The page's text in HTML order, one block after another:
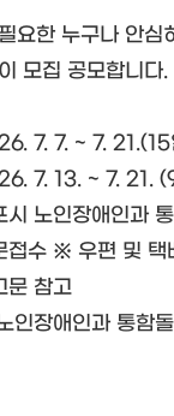
요한 누구나 안심
모집 공모합니다.
7. 7. ~ 7. 21.(15
7. 13. ~ 7. 21.
노인장애인과
접수 ※ 우편 및 택
문 참고
인장애인과 통